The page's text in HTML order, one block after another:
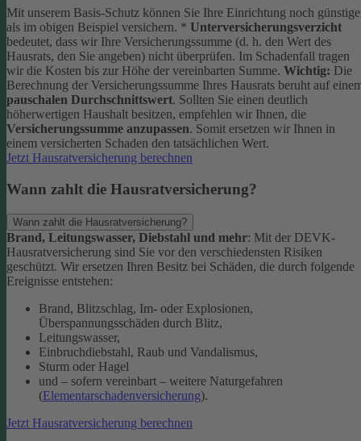
Mit unserem Basis-Schutz können Sie Ihre Einrichtung noch
als im obigen Beispiel versichern. * Unterversicherungsverzicht
bedeutet, dass wir Ihre Versicherungssumme (d. h. den Wert des
Hausrats, den Sie angeben) nicht überprüfen. Im Schadenfall tragen
wir die Kosten bis zur Höhe der vereinbarten Summe. Wichtig: Die
Berechnung der Versicherungssumme Ihres Hausrats beruht auf
pauschalen Durchschnittswert. Sollten Sie einen deutlich
höherwertigen Haushalt besitzen, empfehlen wir Ihnen, die
Versicherungssumme anzupassen. Somit ersetzen wir Ihnen in
einem versicherten Schaden den tatsächlichen Wert.
Jetzt Hausratversicherung berechnen
Wann zahlt die Hausratversicherung?
Wann zahlt die Hausratversicherung?
Brand, Leitungswasser, Diebstahl und mehr: Mit der DEVK-
Hausratversicherung sind Sie vor den verschiedensten Risiken
geschützt. Wir ersetzen Ihren Besitz bei Schäden, die durch folgende
Ereignisse entstehen:
Brand, Blitzschlag, Im- oder Explosionen,
Überspannungsschäden durch Blitz,
Leitungswasser,
Einbruchdiebstahl, Raub und Vandalismus,
Sturm oder Hagel
und – sofern vereinbart – weitere Naturgefahren
(Elementarschadenversicherung).
Jetzt Hausratversicherung berechnen